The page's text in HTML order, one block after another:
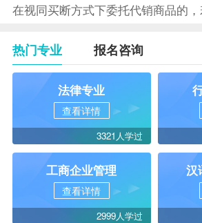
热门专业 报名咨询
法律专业
查看详情
3321人学过
工商企业管理
查看详情
2999人学过
汉